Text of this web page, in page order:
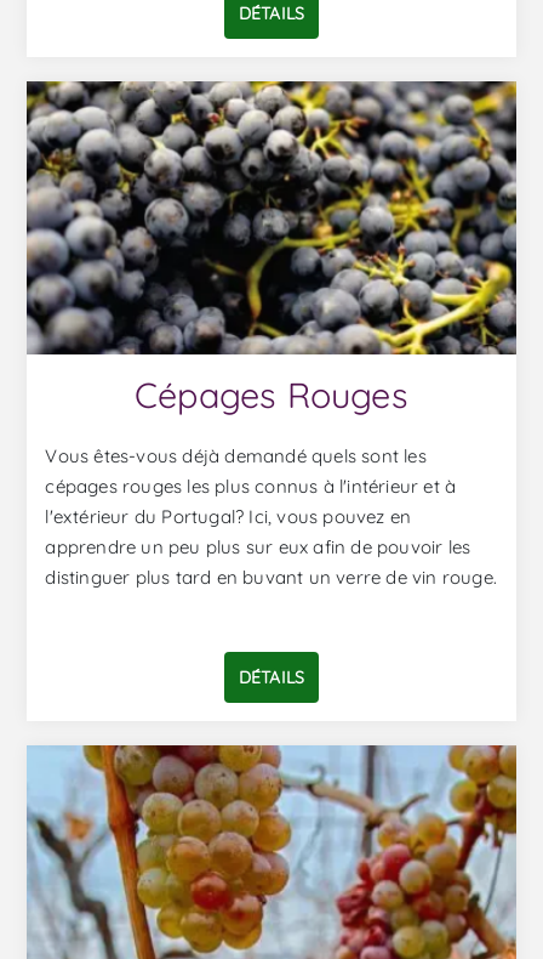
DÉTAILS
Cépages Rouges
Vous êtes-vous déjà demandé quels sont les
cépages rouges les plus connus à l'intérieur et à
l'extérieur du Portugal? Ici, vous pouvez en
apprendre un peu plus sur eux afin de pouvoir les
distinguer plus tard en buvant un verre de vin rouge.
DÉTAILS